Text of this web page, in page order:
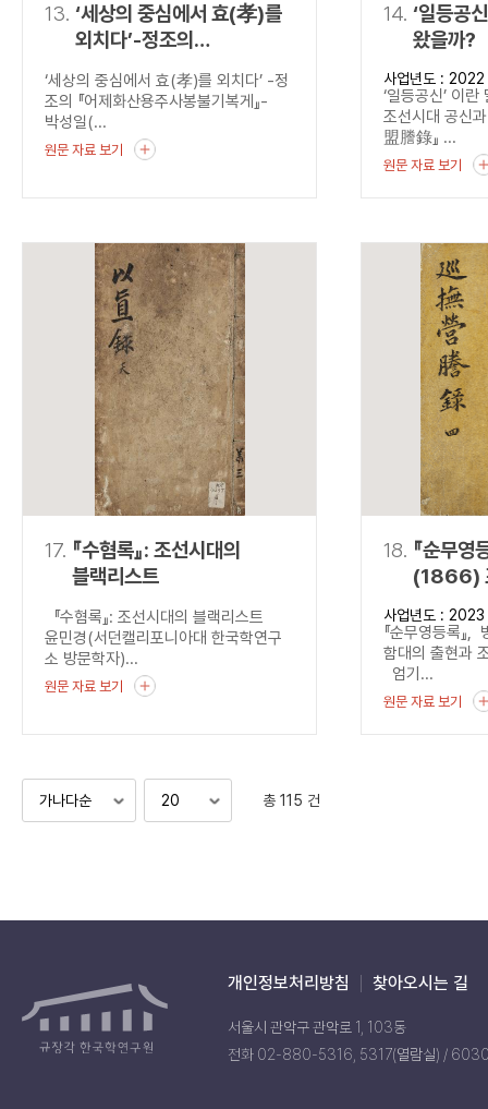
13. ‘세상의 중심에서 효(孝)를
외치다’-정조의
『어제화산용주사봉불기복게
』-
‘세상의 중심에서 효(孝)를 외치다’ -정
조의 『어제화산용주사봉불기복게』-
박성일(...
원문 자료 보기
14. ‘일등공
왔을까?
사업년도 : 2022
‘일등공신’ 이
조선시대 공신
盟謄錄』 ...
원문 자료 보기
17. 『수혐록』: 조선시대의
블랙리스트
『수혐록』: 조선시대의 블랙리스트
윤민경(서던캘리포니아대 한국학연구
소 방문학자)...
원문 자료 보기
18. 『순무영
(1866)
출현과
기록
사업년도 : 2023
『순무영등록
함대의 출현과
엄기...
원문 자료 보기
총 115 건
개인정보처리방침 찾아오시는 길
서울시 관악구 관악로 1, 103동
전화 02-880-5316, 5317(열람실) /